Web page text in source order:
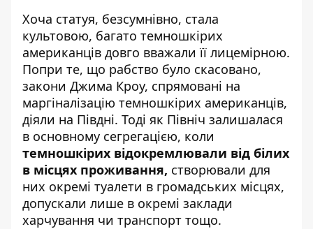
Хоча статуя, безсумнівно, стала
культовою, багато темношкірих
американців довго вважали її лицемірною.
Попри те, що рабство було скасовано,
закони Джима Кроу, спрямовані на
маргіналізацію темношкірих американців,
діяли на Півдні. Тоді як Північ залишалася
в основному сегрегацією, коли
темношкірих відокремлювали від білих
в місцях проживання, створювали для
них окремі туалети в громадських місцях,
допускали лише в окремі заклади
харчування чи транспорт тощо.